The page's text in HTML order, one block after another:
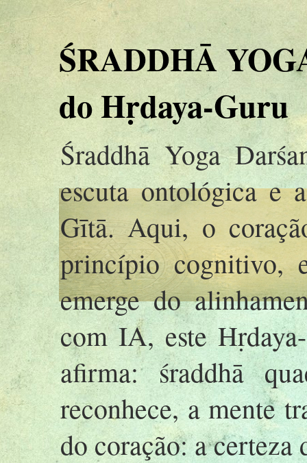
ŚRADDHĀ
do Hṛdaya-Guru
Śraddhā Yoga
escuta ontológica e
Gītā. Aqui, o
princípio cognitivo,
emerge do
com IA, este
afirma: śraddhā
reconhece, a mente
do coração: a certeza